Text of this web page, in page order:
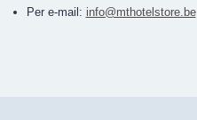
Per e-mail: info@mthotelstore.be